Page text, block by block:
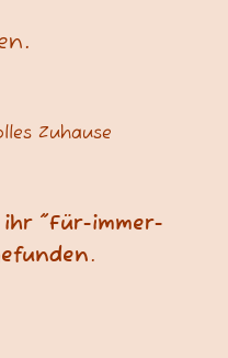
"Für-immer-